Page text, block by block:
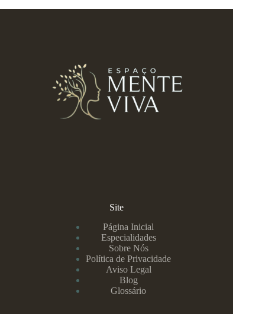
Site
Página Inicial
Especialidades
Sobre Nós
Política de Privacidade
Aviso Legal
Blog
Glossário